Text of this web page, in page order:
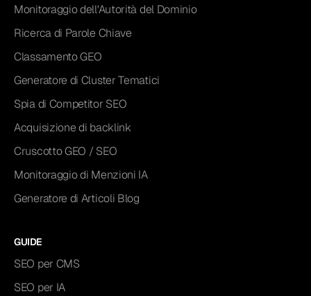
Monitoraggio dell'Autorità del Dominio
Ricerca di Parole Chiave
Classamento GEO
Generatore di Cluster Tematici
Spia di Competitor SEO
Acquisizione di backlink
Cruscotto GEO / SEO
Monitoraggio di Menzioni IA
Generatore di Articoli Blog
GUIDE
SEO per CMS
SEO per IA